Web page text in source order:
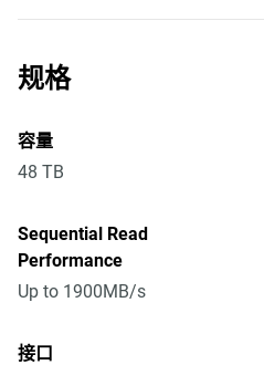
规格
容量
48 TB
Sequential Read
Performance
Up to 1900MB/s
接口